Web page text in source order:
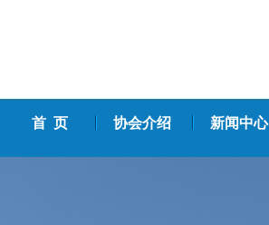
首 页 协会介绍 新闻中心